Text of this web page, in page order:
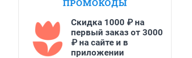
ПРОМОКОДЫ
Скидка 1000 ₽ на
первый заказ от 3000
₽ на сайте и в
приложении